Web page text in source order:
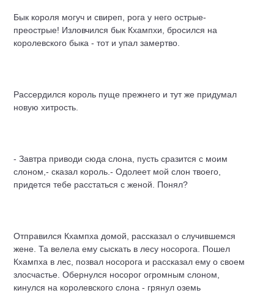
Бык короля могуч и свиреп, рога у него острые-
преострые! Изловчился бык Кхампхи, бросился на
королевского быка - тот и упал замертво.
Рассердился король пуще прежнего и тут же придумал
новую хитрость.
- Завтра приводи сюда слона, пусть сразится с моим
слоном,- сказал король.- Одолеет мой слон твоего,
придется тебе расстаться с женой. Понял?
Отправился Кхампха домой, рассказал о случившемся
жене. Та велела ему сыскать в лесу носорога. Пошел
Кхампха в лес, позвал носорога и рассказал ему о своем
злосчастье. Обернулся носорог огромным слоном,
кинулся на королевского слона - грянул оземь